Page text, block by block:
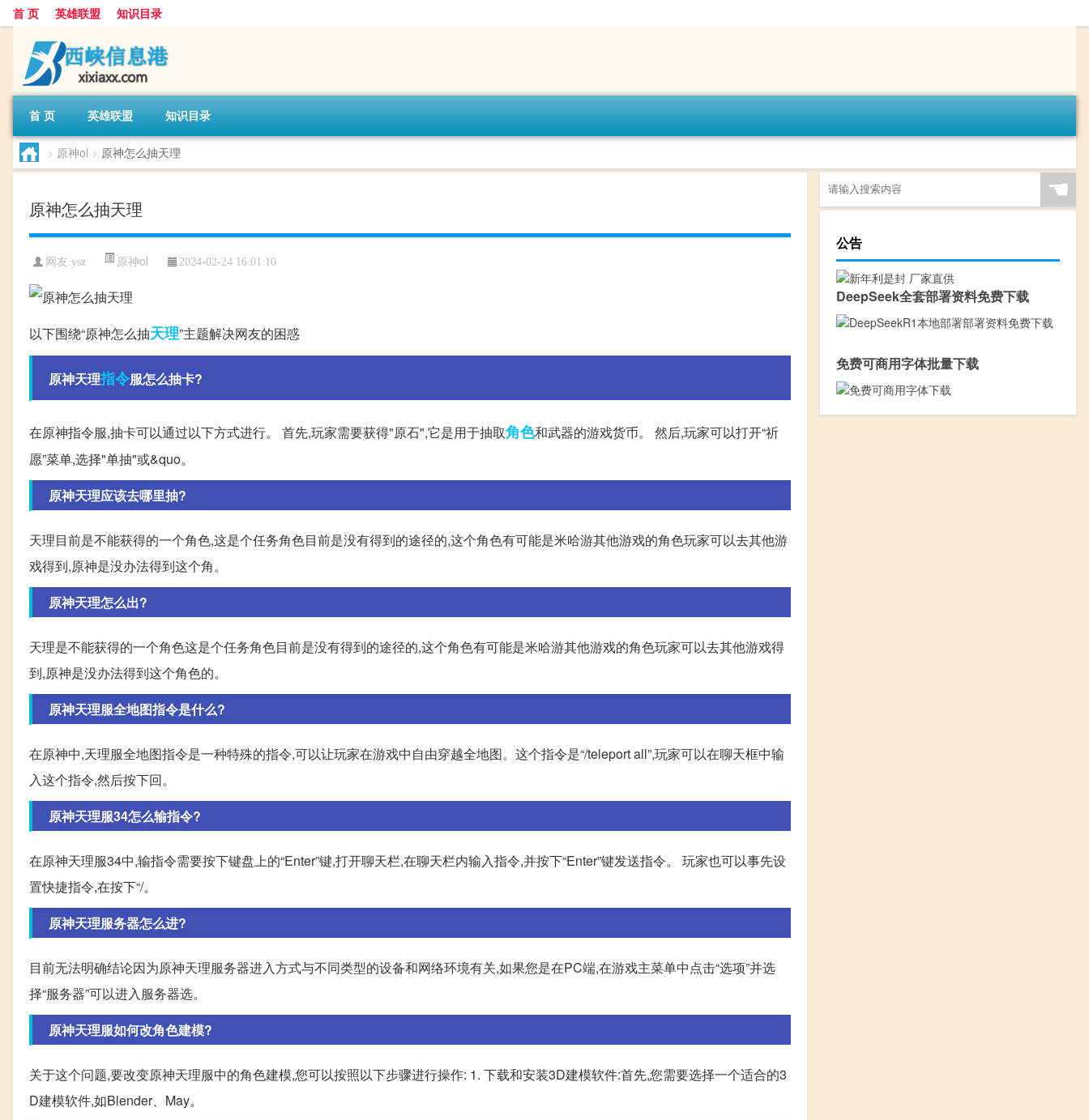
首 页 英雄联盟 知识目录
首 页 英雄联盟 知识目录
> 原神ol > 原神怎么抽天理
原神怎么抽天理
网友:ysz 原神ol 2024-02-24 16:01:10
以下围绕“原神怎么抽天理”主题解决网友的困惑
原神天理指令服怎么抽卡?
在原神指令服,抽卡可以通过以下方式进行。 首先,玩家需要获得"原石",它是用于抽取角色和武器的游戏货币。 然后,玩家可以打开“祈
愿”菜单,选择"单抽"或&quo。
原神天理应该去哪里抽?
天理目前是不能获得的一个角色,这是个任务角色目前是没有得到的途径的,这个角色有可能是米哈游其他游戏的角色玩家可以去其他游
戏得到,原神是没办法得到这个角。
原神天理怎么出?
天理是不能获得的一个角色这是个任务角色目前是没有得到的途径的,这个角色有可能是米哈游其他游戏的角色玩家可以去其他游戏得
到,原神是没办法得到这个角色的。
原神天理服全地图指令是什么?
在原神中,天理服全地图指令是一种特殊的指令,可以让玩家在游戏中自由穿越全地图。这个指令是“/teleport all”,玩家可以在聊天框中输
入这个指令,然后按下回。
原神天理服34怎么输指令?
在原神天理服34中,输指令需要按下键盘上的“Enter”键,打开聊天栏,在聊天栏内输入指令,并按下“Enter”键发送指令。 玩家也可以事先设
置快捷指令,在按下“/。
原神天理服务器怎么进?
目前无法明确结论因为原神天理服务器进入方式与不同类型的设备和网络环境有关,如果您是在PC端,在游戏主菜单中点击“选项”并选
择“服务器”可以进入服务器选。
原神天理服如何改角色建模?
关于这个问题,要改变原神天理服中的角色建模,您可以按照以下步骤进行操作: 1. 下载和安装3D建模软件:首先,您需要选择一个适合的3
D建模软件,如Blender、May。
☚
公告
DeepSeek全套部署资料免费下载
免费可商用字体批量下载